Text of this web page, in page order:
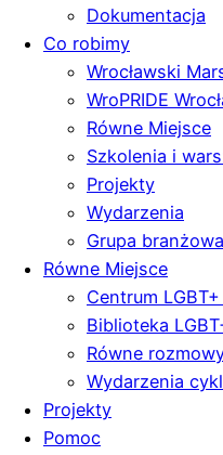
Dokumentacja
Co robimy
Wrocławski
WroPRIDE
Równe Miejsce
Szkolenia i
Projekty
Wydarzenia
Grupa
Równe Miejsce
Centrum LGBT+
Biblioteka
Równe
Wydarzenia
Projekty
Pomoc